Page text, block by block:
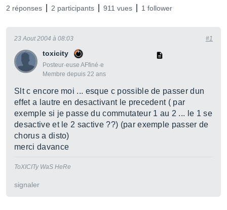
2 réponses 2 participants 911 vues 1 follower
toxicity
Posteur·euse AFfiné·e
Membre depuis 22 ans
23 Aout 2004 à 08:03 #1
Slt c encore moi ... esque c possible de passer dun
effet a lautre en desactivant le precedent ( par
exemple si je passe du commutateur 1 au 2 ... le 1 se
desactive et le 2 sactive ??) (par exemple passer de
chorus a disto)
merci davance
ToXICITy WaS HeRe
signaler